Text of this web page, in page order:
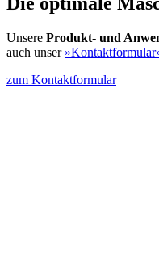
Unsere Produkt- und
auch unser
zum Kontaktformular